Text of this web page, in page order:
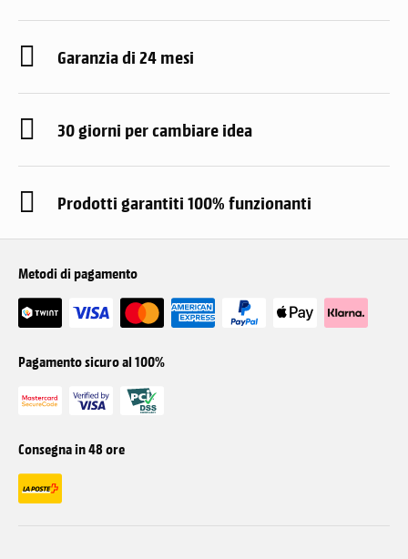
Garanzia di 24 mesi
30 giorni per cambiare idea
Prodotti garantiti 100% funzionanti
Metodi di pagamento
Pagamento sicuro al 100%
Consegna in 48 ore